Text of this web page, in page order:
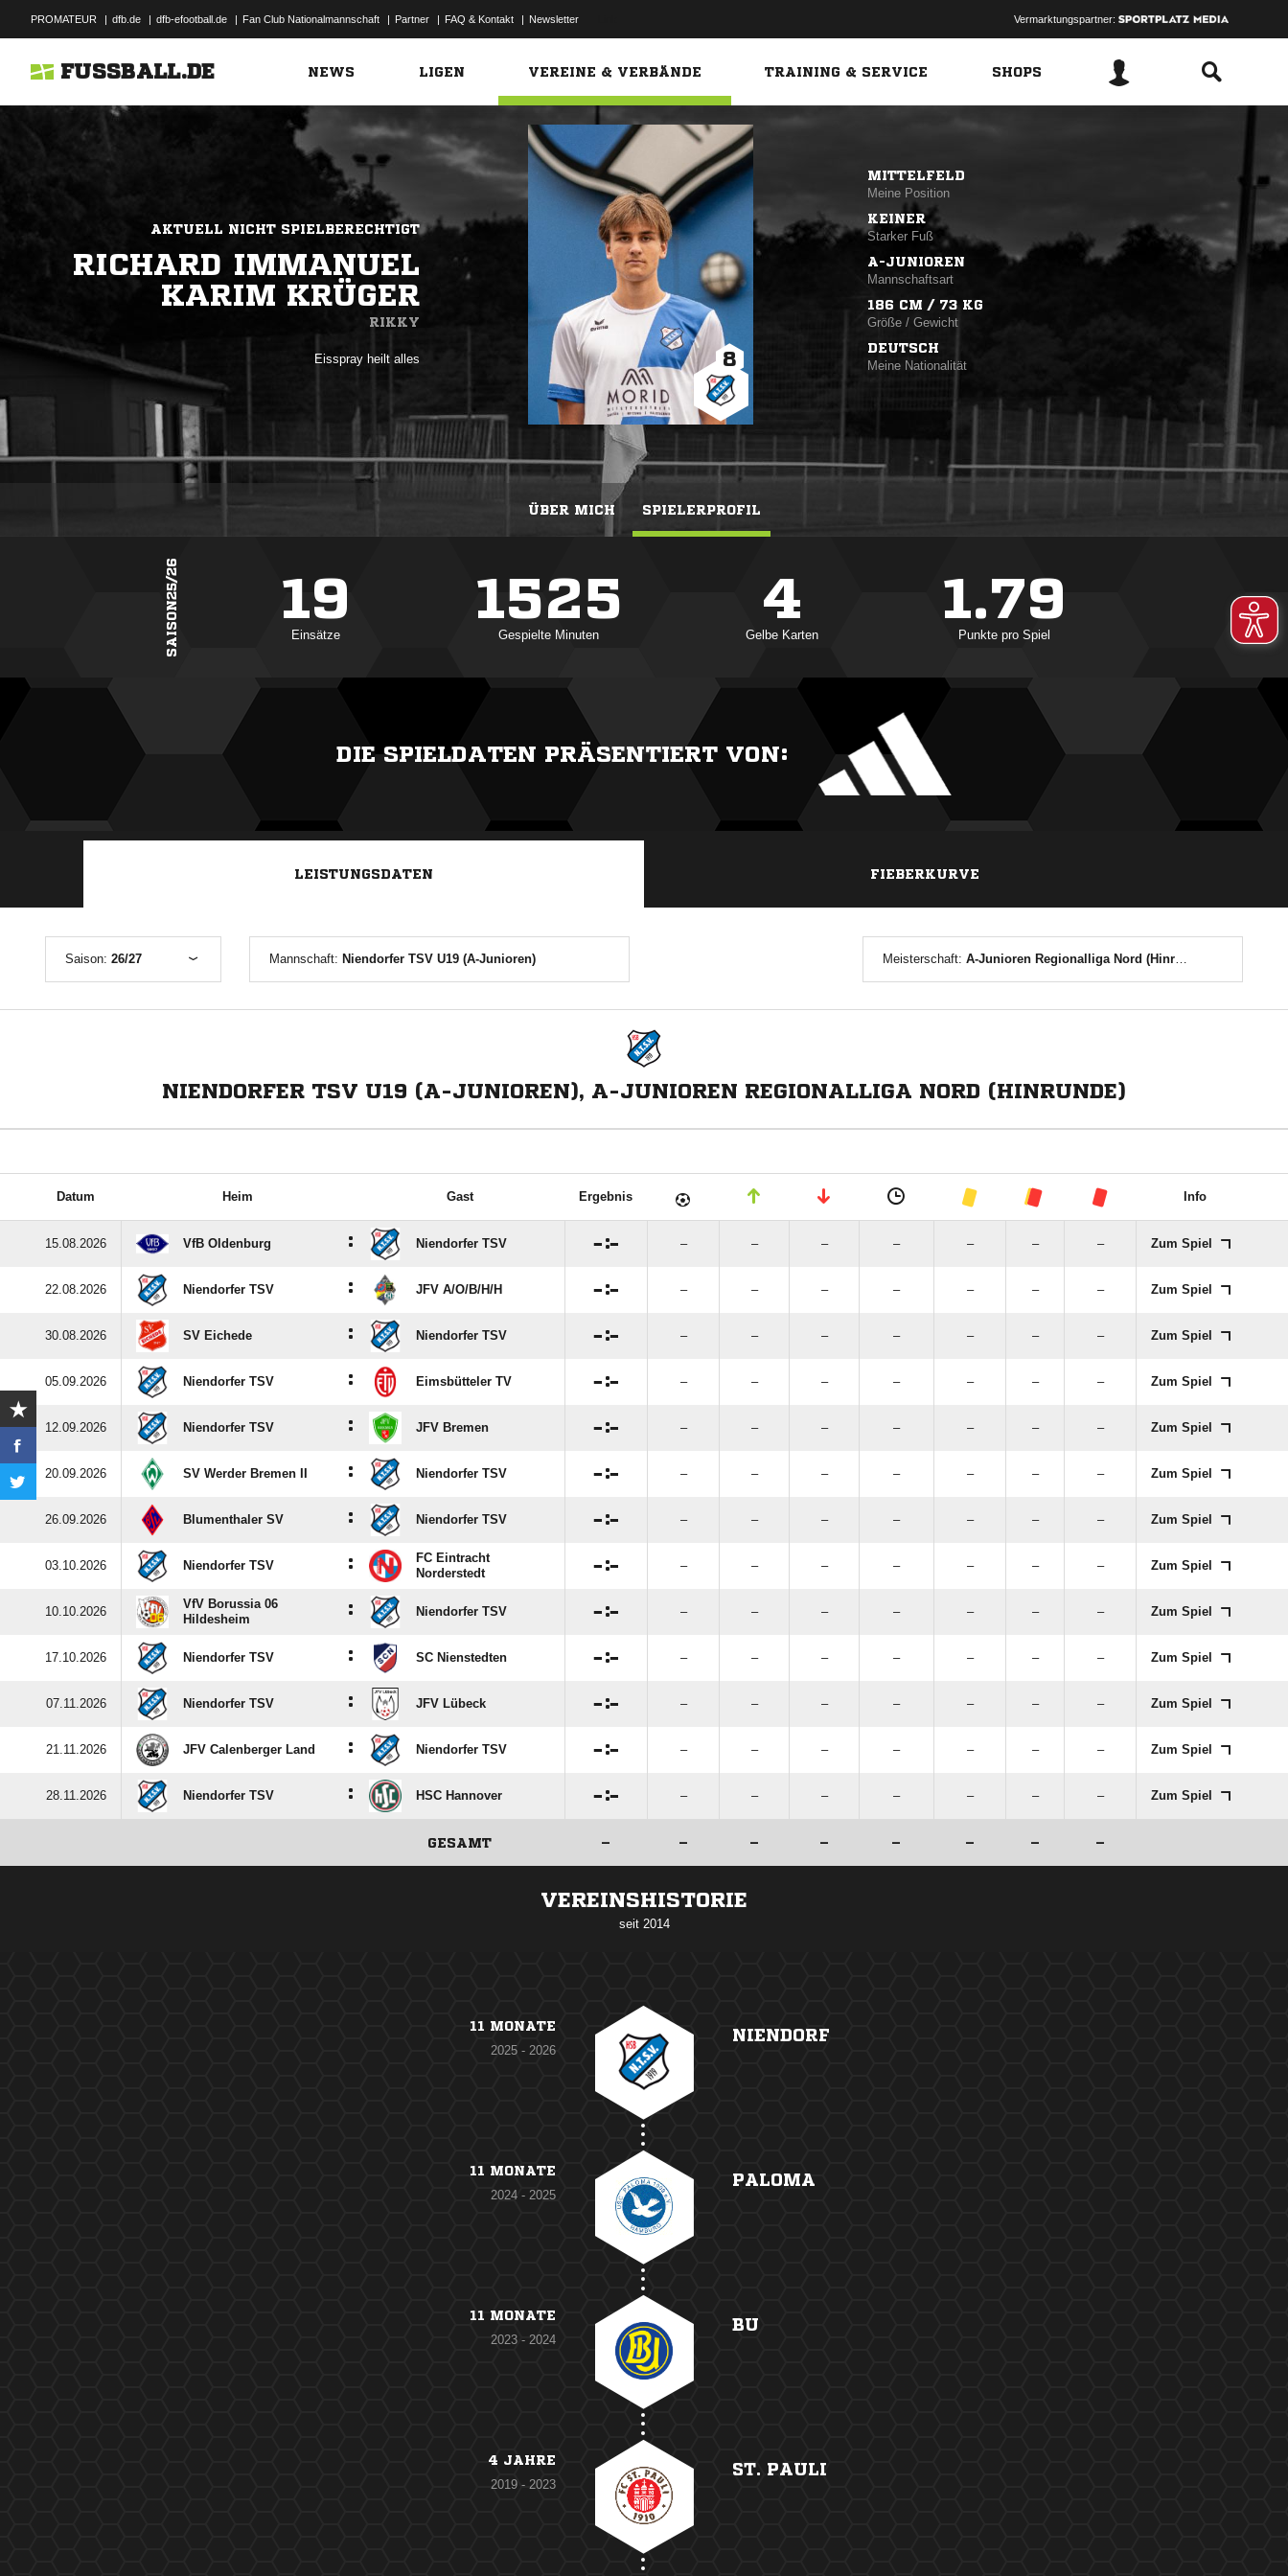
PROMATEUR | dfb.de | dfb-efootball.de | Fan Club Nationalmannschaft | Partner | FAQ & Kontakt | Newsletter Vermarktungspartner:
FUSSBALL.DE NEWS LIGEN VEREINE & VERBÄNDE TRAINING & SERVICE SHOPS
ÜBER MICH SPIELERPROFIL
AKTUELL NICHT SPIELBERECHTIGT
RICHARD IMMANUEL
KARIM KRÜGER
8
RIKKY
Eisspray heilt alles
MITTELFELD
Meine Position
KEINER
Starker Fuß
A-JUNIOREN
Mannschaftsart
186 CM / 73 KG
Größe / Gewicht
DEUTSCH
Meine Nationalität
SAISON25/26 19
Einsätze
1525
Gespielte Minuten
4
Gelbe Karten
1.79
Punkte pro Spiel
DIE SPIELDATEN PRÄSENTIERT VON:
LEISTUNGSDATEN FIEBERKURVE
Saison: 26/27 Mannschaft: Niendorfer TSV U19 (A-Junioren) Meisterschaft: A-Junioren Regionalliga Nord (Hinrunde)
NIENDORFER TSV U19 (A-JUNIOREN), A-JUNIOREN REGIONALLIGA NORD (HINRUNDE)
Datum Heim Gast Ergebnis Info
15.08.2026 VfB Oldenburg : Niendorfer TSV : – – – – – – – Zum Spiel
22.08.2026 Niendorfer TSV : JFV A/​O/​B/​H/​H : – – – – – – – Zum Spiel
30.08.2026 SV Eichede : Niendorfer TSV : – – – – – – – Zum Spiel
05.09.2026 Niendorfer TSV : Eimsbütteler TV : – – – – – – – Zum Spiel
12.09.2026 Niendorfer TSV : JFV Bremen : – – – – – – – Zum Spiel
20.09.2026 SV Werder Bremen II : Niendorfer TSV : – – – – – – – Zum Spiel
26.09.2026 Blumenthaler SV : Niendorfer TSV : – – – – – – – Zum Spiel
03.10.2026 Niendorfer TSV :
FC Eintracht
Norderstedt
: – – – – – – – Zum Spiel
10.10.2026
VfV Borussia 06
Hildesheim
: Niendorfer TSV : – – – – – – – Zum Spiel
17.10.2026 Niendorfer TSV : SC Nienstedten : – – – – – – – Zum Spiel
07.11.2026 Niendorfer TSV : JFV Lübeck : – – – – – – – Zum Spiel
21.11.2026 JFV Calenberger Land : Niendorfer TSV : – – – – – – – Zum Spiel
28.11.2026 Niendorfer TSV : HSC Hannover : – – – – – – – Zum Spiel
GESAMT – – – – – – – –
VEREINSHISTORIE
seit 2014
11 MONATE
2025 - 2026
NIENDORF
11 MONATE
2024 - 2025
PALOMA
11 MONATE
2023 - 2024
BU
4 JAHRE
2019 - 2023
ST. PAULI